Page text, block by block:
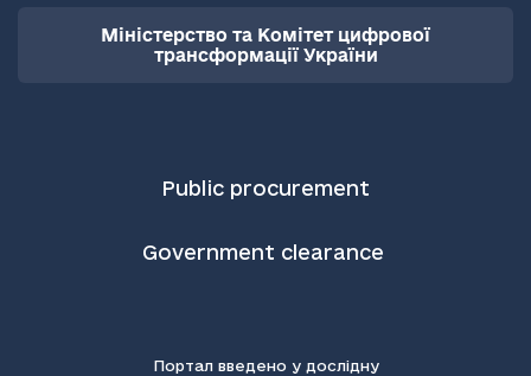
Міністерство та Комітет цифрової
трансформації України
Public procurement
Government clearance
Портал введено у дослідну